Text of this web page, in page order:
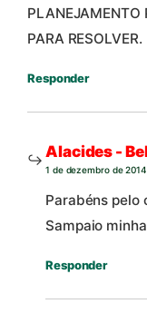
PLANEJAMENTO
PARA RESOLVER.
Responder
Alacides -
1 de dezembro de
Parabéns pelo
Sampaio
Responder